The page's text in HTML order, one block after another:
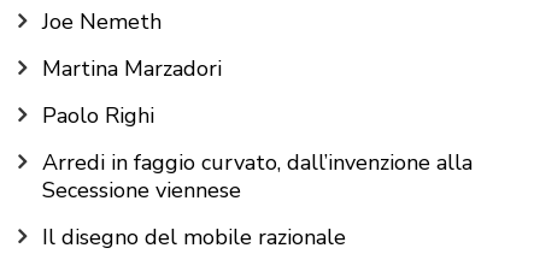
Joe Nemeth
Martina Marzadori
Paolo Righi
Arredi in faggio curvato, dall’invenzione alla
Secessione viennese
Il disegno del mobile razionale